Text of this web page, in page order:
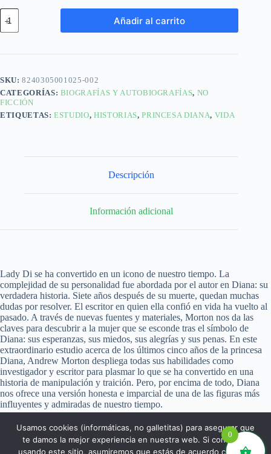
Añadir al carrito
SKU:8240305001025-002
CATEGORÍAS: BIOGRAFÍAS Y AUTOBIOGRAFÍAS, NO
FICCIÓN
ETIQUETAS:ESTUDIO,HISTORIAS,PRINCESA DIANA, VIDA
Descripción
Información adicional
Lady Di se ha convertido en un icono de nuestro tiempo. La
complejidad de su personalidad fue abordada por el autor en Diana: su
verdadera historia. Siete años después de su muerte, quedan muchas
dudas por resolver. El escritor en quien ella confió en vida ha vuelto al
pasado. A través de nuevas fuentes y materiales, Morton nos da las
claves para descubrir a la mujer que se esconde tras el símbolo de
Diana: sus esperanzas, sus miedos, sus alegrías y sus penas. En este
extraordinario estudio acerca de los últimos cinco años de la princesa
Diana, Andrew Morton despliega todas sus habilidades como
investigador y escritor para plasmar lo que se ha convertido en una
historia de manipulación y traición. Pero, por encima de todo, Diana
nos ofrece una versión honesta e imparcial de una de las figuras más
influyentes y admiradas de nuestro tiempo.
0
Usamos cookies (informáticas, no galletitas) para asegurar que
te damos la mejor experiencia en nuestra web. Si continúas
usando este sitio, asumiremos que estás de acuerdo con ello.